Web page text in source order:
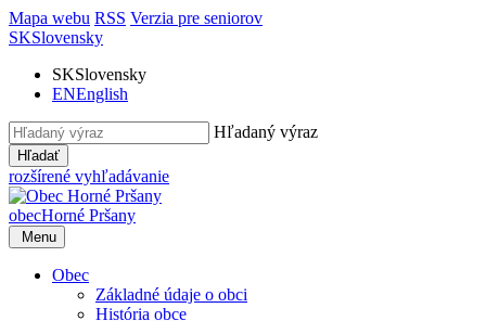
Mapa webu RSS Verzia pre seniorov
SKSlovensky
SKSlovensky
ENEnglish
Hľadaný výraz
Hľadať
rozšírené vyhľadávanie
obecHorné Pršany
Menu
Obec
Základné údaje o obci
História obce